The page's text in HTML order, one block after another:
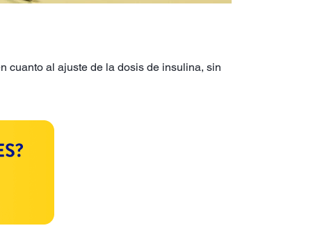
cuanto al ajuste de la dosis de insulina, sin